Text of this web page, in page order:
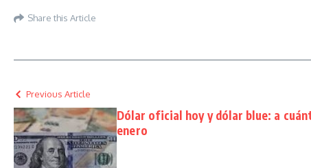
Share this Article
Previous Article
Dólar oficial hoy y dólar blue: a
enero